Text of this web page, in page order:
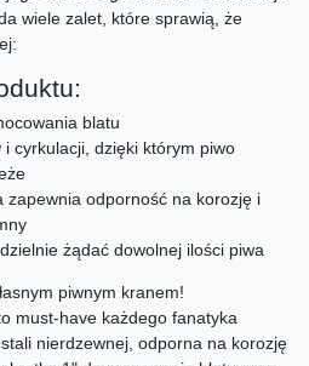
wiele zalet, które sprawią, że
blatu
cyrkulacji, dzięki którym piwo
zapewnia odporność na korozję i
żądać dowolnej ilości piwa
piwnym kranem!
must-have każdego fanatyka
nierdzewnej, odporna na korozję